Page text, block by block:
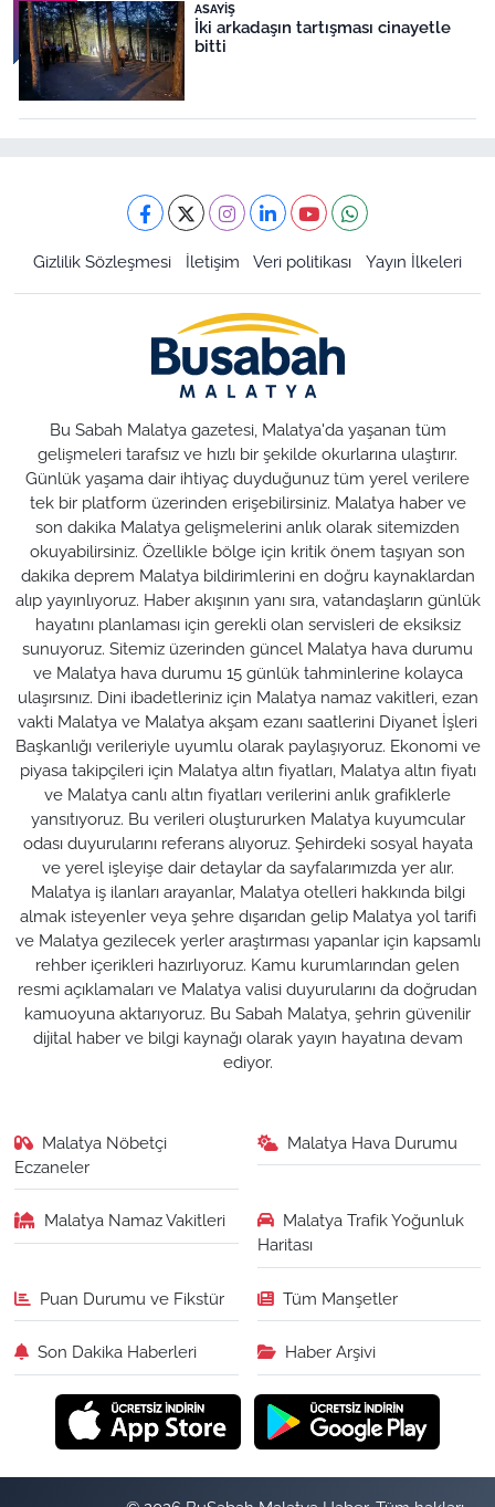
ASAYIŞ
İki arkadaşın tartışması cinayetle
bitti
Gizlilik Sözleşmesi İletişim Veri politikası Yayın İlkeleri
Bu Sabah Malatya gazetesi, Malatya'da yaşanan tüm
gelişmeleri tarafsız ve hızlı bir şekilde okurlarına ulaştırır.
Günlük yaşama dair ihtiyaç duyduğunuz tüm yerel verilere
tek bir platform üzerinden erişebilirsiniz. Malatya haber ve
son dakika Malatya gelişmelerini anlık olarak sitemizden
okuyabilirsiniz. Özellikle bölge için kritik önem taşıyan son
dakika deprem Malatya bildirimlerini en doğru kaynaklardan
alıp yayınlıyoruz. Haber akışının yanı sıra, vatandaşların günlük
hayatını planlaması için gerekli olan servisleri de eksiksiz
sunuyoruz. Sitemiz üzerinden güncel Malatya hava durumu
ve Malatya hava durumu 15 günlük tahminlerine kolayca
ulaşırsınız. Dini ibadetleriniz için Malatya namaz vakitleri, ezan
vakti Malatya ve Malatya akşam ezanı saatlerini Diyanet İşleri
Başkanlığı verileriyle uyumlu olarak paylaşıyoruz. Ekonomi ve
piyasa takipçileri için Malatya altın fiyatları, Malatya altın fiyatı
ve Malatya canlı altın fiyatları verilerini anlık grafiklerle
yansıtıyoruz. Bu verileri oluştururken Malatya kuyumcular
odası duyurularını referans alıyoruz. Şehirdeki sosyal hayata
ve yerel işleyişe dair detaylar da sayfalarımızda yer alır.
Malatya iş ilanları arayanlar, Malatya otelleri hakkında bilgi
almak isteyenler veya şehre dışarıdan gelip Malatya yol tarifi
ve Malatya gezilecek yerler araştırması yapanlar için kapsamlı
rehber içerikleri hazırlıyoruz. Kamu kurumlarından gelen
resmi açıklamaları ve Malatya valisi duyurularını da doğrudan
kamuoyuna aktarıyoruz. Bu Sabah Malatya, şehrin güvenilir
dijital haber ve bilgi kaynağı olarak yayın hayatına devam
ediyor.
Malatya Nöbetçi
Eczaneler
Malatya Hava Durumu
Malatya Namaz Vakitleri
Malatya Trafik Yoğunluk
Haritası
Puan Durumu ve Fikstür Tüm Manşetler
Son Dakika Haberleri Haber Arşivi